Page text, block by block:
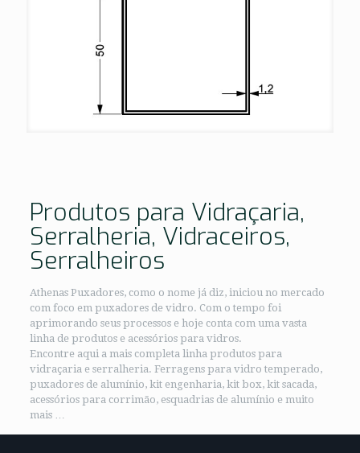
Produtos para Vidraçaria,
Serralheria, Vidraceiros,
Serralheiros
Athenas Puxadores, como o nome já diz, iniciou no mercado
com foco em puxadores de vidro. Com o tempo foi
aprimorando seus processos e hoje conta com uma vasta
linha de produtos e acessórios para vidros.
Encontre aqui a mais completa linha produtos para
vidraçaria e serralheria. Ferragens para vidro temperado,
puxadores de alumínio, kit engenharia, kit box, kit sacada,
acessórios para corrimão, esquadrias de alumínio e muito
mais …